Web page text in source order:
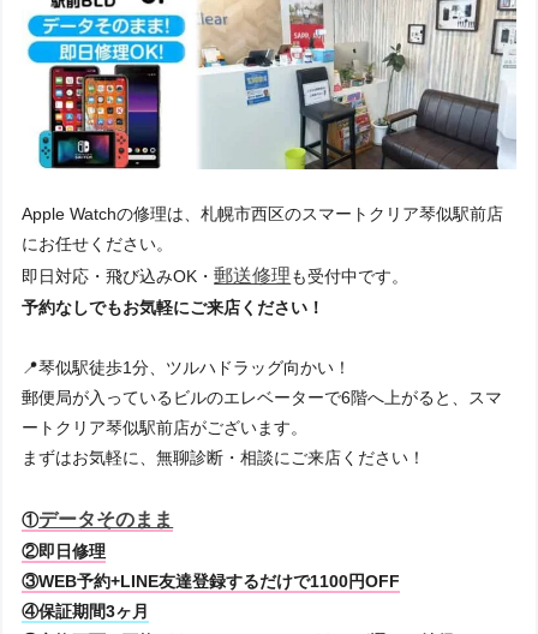
Apple Watchの修理は、札幌市西区のスマートクリア琴似駅前店
にお任せください。
即日対応・飛び込みOK・郵送修理も受付中です。
予約なしでもお気軽にご来店ください！
📍琴似駅徒歩1分、ツルハドラッグ向かい！
郵便局が入っているビルのエレベーターで6階へ上がると、スマ
ートクリア琴似駅前店がございます。
まずはお気軽に、無聊診断・相談にご来店ください！
①データそのまま
②即日修理
③WEB予約+LINE友達登録するだけで1100円OFF
④保証期間3ヶ月